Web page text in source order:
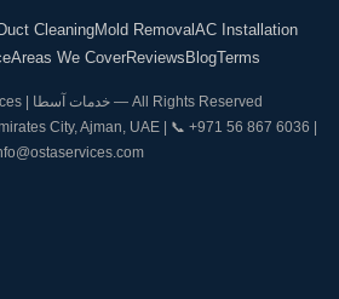
Duct CleaningMold Removal AC Installation
Areas We CoverReviews BlogTerms
© 2026 OSTA Services | خدمات آسطا — All Rights Reserved
City, Ajman, UAE | 📞 +971 56 867 6036